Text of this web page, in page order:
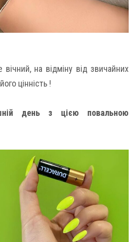
на відміну від звичайних
цінність !
день з цією повальною